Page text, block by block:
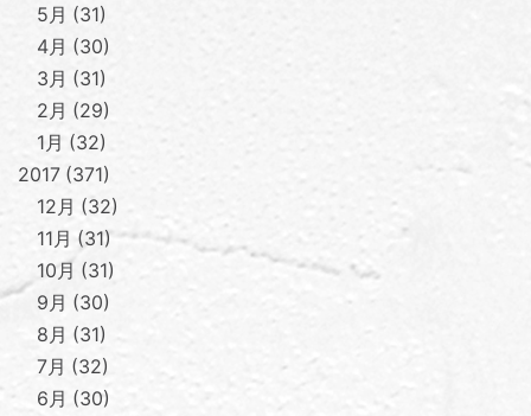
5月
31
4月
30
3月
31
2月
29
1月
32
2017 371
12月
32
11月
31
10月
31
9月
30
8月
31
7月
32
6月
30